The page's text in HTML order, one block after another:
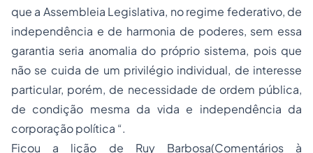
que a Assembleia Legislativa, no regime federativo, de
independência e de harmonia de poderes, sem essa
garantia seria anomalia do próprio sistema, pois que
não se cuida de um privilégio individual, de interesse
particular, porém, de necessidade de ordem pública,
de condição mesma da vida e independência da
corporação política “.
Ficou a lição de Ruy Barbosa(Comentários à